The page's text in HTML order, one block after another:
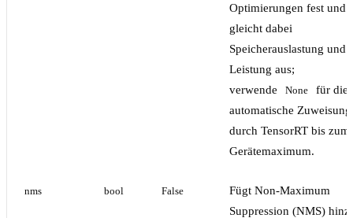
Optimierungen fest und
gleicht dabei
Speicherauslastung und
Leistung aus;
verwende
None
für die
automatische Zuweisung
durch TensorRT bis zum
Gerätemaximum.
nms bool False
Fügt Non-Maximum
Suppression (NMS)